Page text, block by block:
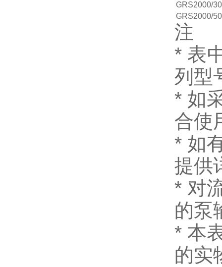
GRS2000/30
GRS2000/50
注
* 表
列型
* 如
合使
* 如
提供
* 对
的泵
* 本
的实